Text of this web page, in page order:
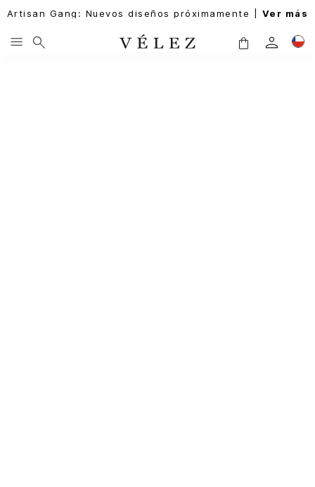
Artisan Gang: Nuevos diseños próximamente | Ver más